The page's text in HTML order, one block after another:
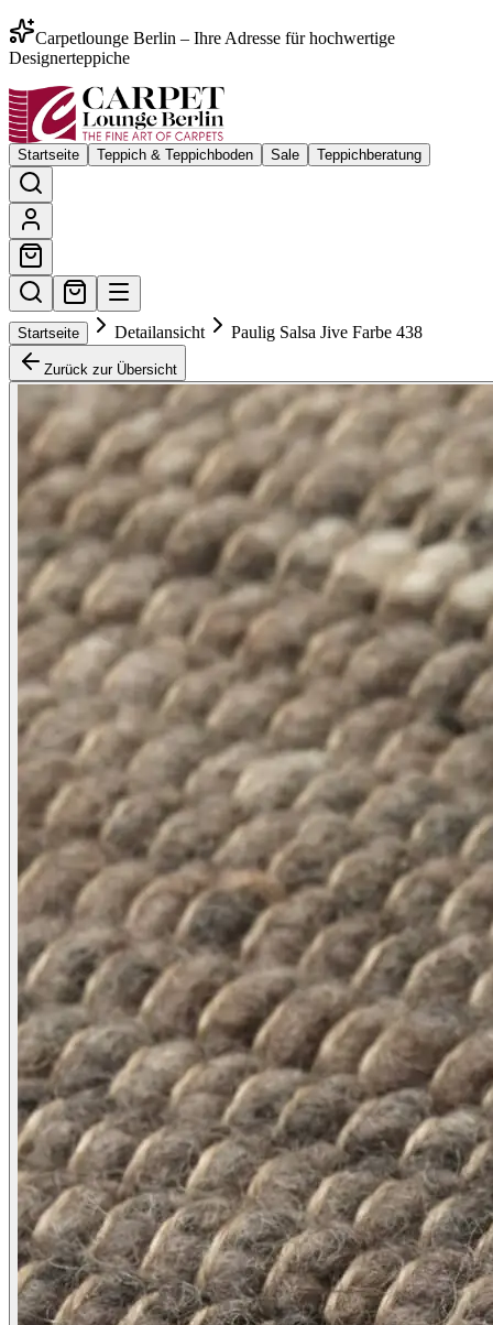
Carpetlounge Berlin – Ihre Adresse für hochwertige
Designerteppiche
Startseite Teppich & Teppichboden Sale Teppichberatung
Startseite Detailansicht Paulig Salsa Jive Farbe 438
Zurück zur Übersicht